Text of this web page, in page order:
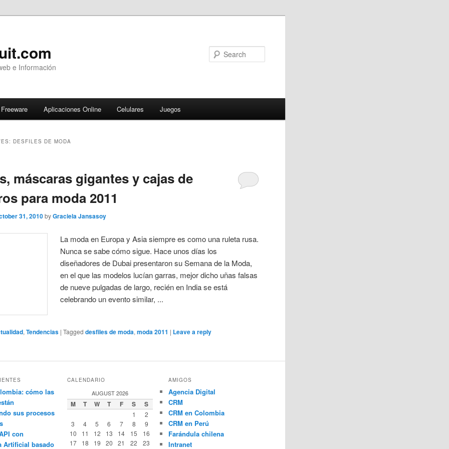
e Información
Freeware Aplicaciones Online Celulares Juegos
DESFILES DE MODA
máscaras gigantes y cajas de
para moda 2011
31, 2010 byGraciela Jansasoy
La moda en Europa y Asia siempre es como una ruleta rusa.
Nunca se sabe cómo sigue. Hace unos días los
diseñadores de Dubai presentaron su Semana de la Moda,
en el que las modelos lucían garras, mejor dicho uñas falsas
de nueve pulgadas de largo, recién en India se está
celebrando un evento similar, ...
,Tendencias |Tagged desfiles de moda,moda 2011 | Leave a reply
cómo las
sus procesos
con
Artificial basado
CALENDARIO
AUGUST 2026
M T W T F S S
1
2
3
4 5 6 7 8
9
10
11 12 13 14 15
16
17
18 19 20 21 22
23
AMIGOS
Agencia Digital
CRM
CRM en Colombia
CRM en Perú
Farándula chilena
Intranet